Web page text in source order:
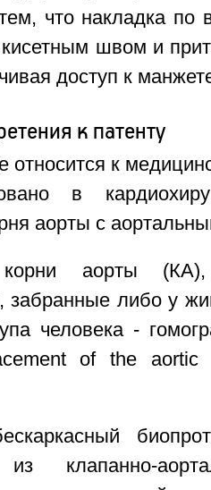
что накладка по
швом и
доступ к
к патенту
относится к
в
аорты с
корни аорты
забранные либо у
человека -
of the
клапанно-